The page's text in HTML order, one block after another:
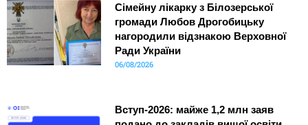
Сімейну лікарку з Білозерської
громади Любов Дрогобицьку
нагородили відзнакою Верховної
Ради України
06/08/2026
Вступ-2026: майже 1,2 млн заяв